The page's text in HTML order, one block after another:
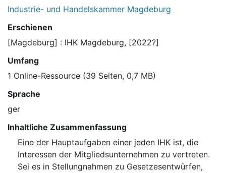
Industrie- und Handelskammer Magdeburg
Erschienen
[Magdeburg] : IHK Magdeburg, [2022?]
Umfang
1 Online-Ressource (39 Seiten, 0,7 MB)
Sprache
ger
Inhaltliche Zusammenfassung
Eine der Hauptaufgaben einer jeden IHK ist, die
Interessen der Mitgliedsunternehmen zu vertreten.
Sei es in Stellungnahmen zu Gesetzesentwürfen,